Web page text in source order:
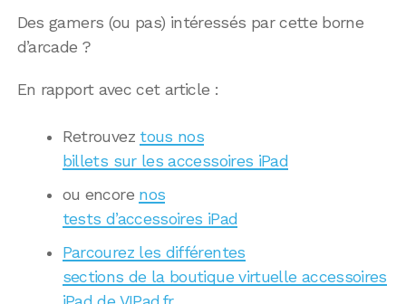
Des gamers (ou pas) intéressés par cette borne
d’arcade ?
En rapport avec cet article :
Retrouvez tous nos
billets sur les accessoires iPad
ou encore nos
tests d’accessoires iPad
Parcourez les différentes
sections de la boutique virtuelle accessoires